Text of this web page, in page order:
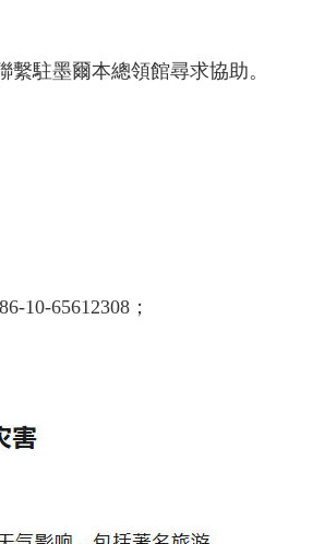
駐墨爾本總領館尋求協助。
10-65612308；